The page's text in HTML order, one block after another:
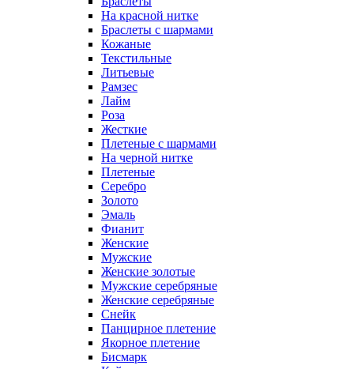
На красной нитке
Браслеты с шармами
Кожаные
Текстильные
Литьевые
Рамзес
Лайм
Роза
Жесткие
Плетеные с шармами
На черной нитке
Плетеные
Серебро
Золото
Эмаль
Фианит
Женские
Мужские
Женские золотые
Мужские серебряные
Женские серебряные
Снейк
Панцирное плетение
Якорное плетение
Бисмарк